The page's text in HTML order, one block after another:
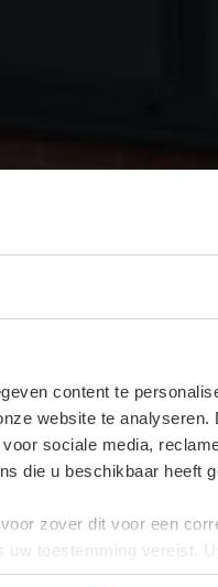
content te
website te analyseren.
sociale media,
die u beschikbaar heeft
zover dit voor een
toestemming vereist.
op onze website wijzigen